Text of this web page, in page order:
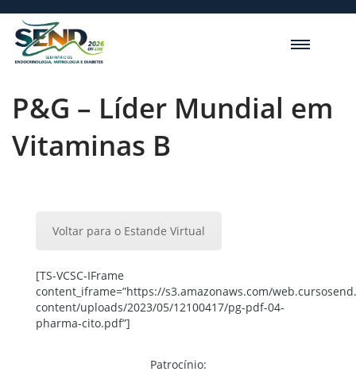
P&G – Líder Mundial em
Vitaminas B
Voltar para o Estande Virtual
[TS-VCSC-IFrame
content_iframe=”https://s3.amazonaws.com/
content/uploads/2023/05/12100417/pg-pdf-04-
pharma-cito.pdf”]
Patrocínio: